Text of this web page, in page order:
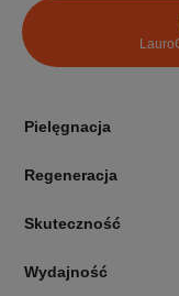
Pielęgnacja
Regeneracja
Skuteczność
Wydajność